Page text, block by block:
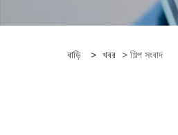
বাড়ি > খবর > শিল্প সংবাদ